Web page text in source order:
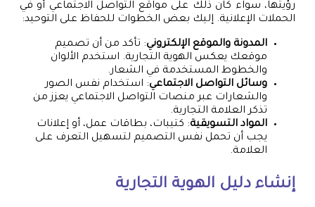
رؤيتها، سواء كان ذلك على مواقع التواصل الاجتماعي أو في
الحملات الإعلانية. إليك بعض الخطوات للحفاظ على التوحيد:
المدونة والموقع الإلكتروني: تأكد من أن تصميم
موقعك يعكس الهوية التجارية. استخدم الألوان
والخطوط المستخدمة في الشعار.
وسائل التواصل الاجتماعي: استخدام نفس الصور
والشعارات عبر منصات التواصل الاجتماعي يعزز من
تذكر العلامة التجارية.
المواد التسويقية: كتيبات، بطاقات عمل، أو إعلانات
يجب أن تحمل نفس التصميم لتسهيل التعرف على
العلامة.
إنشاء دليل الهوية التجارية